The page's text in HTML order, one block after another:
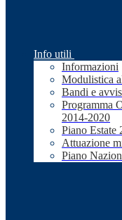
Info utili
Informazioni
Modulistica
Bandi e
Programma
2014-2020
Piano Estate
Attuazione
Piano